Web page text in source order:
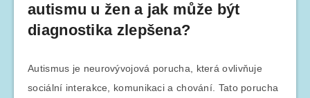
autismu u žen a jak může být
diagnostika zlepšena?
Autismus je neurovývojová porucha, která ovlivňuje
sociální interakce, komunikaci a chování. Tato porucha